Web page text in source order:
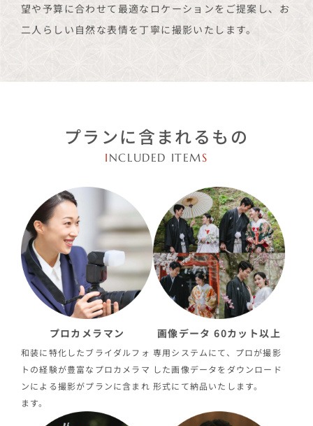
望や予算に合わせて最適なロケーションをご提案し、お
二人らしい自然な表情を丁寧に撮影いたします。
プランに含まれるもの
I NCLUDED ITEMS
プロカメラマン
和装に特化したブライダルフォ
トの経験が豊富なプロカメラマ
ンによる撮影がプランに含まれ
ます。
画像データ 60カット以上
専用システムにて、プロが撮影
した画像データをダウンロード
形式にて納品いたします。